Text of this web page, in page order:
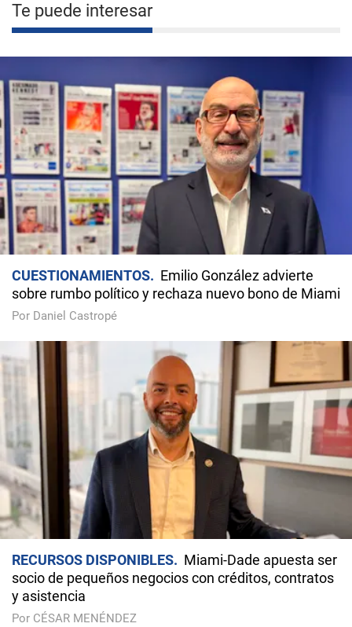
Te puede interesar
CUESTIONAMIENTOS
Emilio González advierte
sobre rumbo político y rechaza nuevo bono de Miami
Por Daniel Castropé
RECURSOS DISPONIBLES
Miami-Dade apuesta ser
socio de pequeños negocios con créditos, contratos
y asistencia
Por CÉSAR MENÉNDEZ